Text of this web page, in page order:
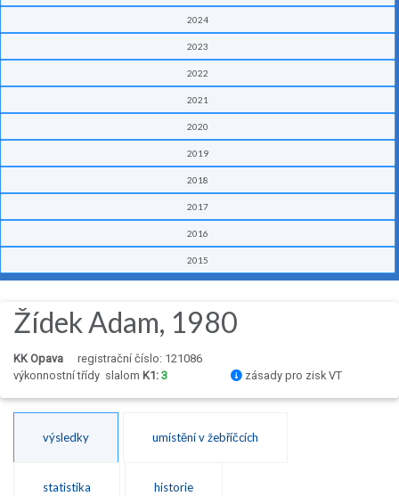
2024
2023
2022
2021
2020
2019
2018
2017
2016
2015
Žídek Adam, 1980
KK Opava
registrační číslo: 121086
výkonnostní třídy slalom K1: 3 zásady pro zisk VT
výsledky umístění v žebříčcích
statistika historie